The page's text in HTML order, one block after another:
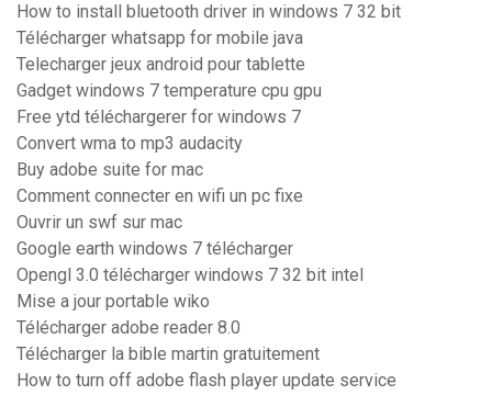
How to install bluetooth driver in windows 7 32 bit
Télécharger whatsapp for mobile java
Telecharger jeux android pour tablette
Gadget windows 7 temperature cpu gpu
Free ytd téléchargerer for windows 7
Convert wma to mp3 audacity
Buy adobe suite for mac
Comment connecter en wifi un pc fixe
Ouvrir un swf sur mac
Google earth windows 7 télécharger
Opengl 3.0 télécharger windows 7 32 bit intel
Mise a jour portable wiko
Télécharger adobe reader 8.0
Télécharger la bible martin gratuitement
How to turn off adobe flash player update service